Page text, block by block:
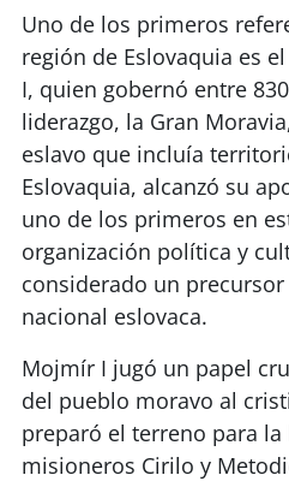
Uno de los primeros
región de Eslovaquia es
I, quien gobernó entre
liderazgo, la Gran
eslavo que incluía
Eslovaquia, alcanzó su
uno de los primeros en
organización política y
considerado un
nacional eslovaca.
Mojmír I jugó un papel
del pueblo moravo al
preparó el terreno para la
misioneros Cirilo y